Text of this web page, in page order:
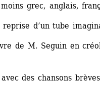
grec, anglais,
d’un tube
de M. Seguin en
des chansons